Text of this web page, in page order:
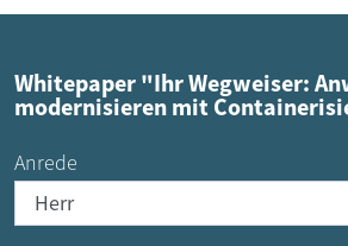
Whitepaper "Ihr Wegweiser:
modernisieren mit
Anrede